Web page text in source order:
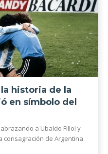
historia de la
en símbolo del
a Ubaldo Fillol y
consagración de Argentina